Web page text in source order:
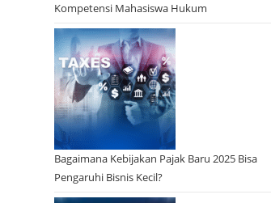
Kompetensi Mahasiswa Hukum
Bagaimana Kebijakan Pajak Baru 2025 Bisa
Pengaruhi Bisnis Kecil?